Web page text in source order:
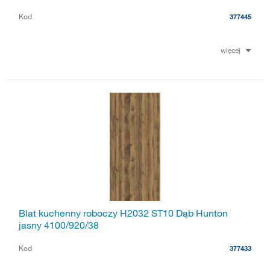
Kod 377445
więcej
Blat kuchenny roboczy H2032 ST10 Dąb Hunton
jasny 4100/920/38
Kod 377433